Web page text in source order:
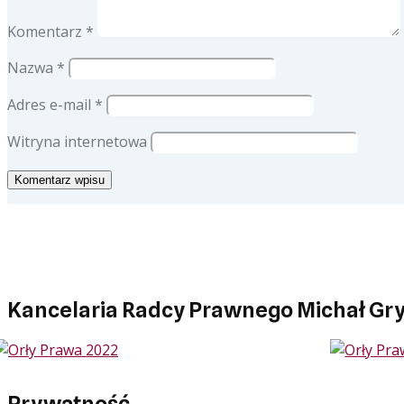
Komentarz *
Nazwa *
Adres e-mail *
Witryna internetowa
Kancelaria Radcy Prawnego Michał